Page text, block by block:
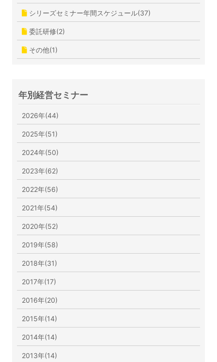
シリーズセミナー年間スケジュール(37)
委託研修(2)
その他(1)
年別経営セミナー
2026年(44)
2025年(51)
2024年(50)
2023年(62)
2022年(56)
2021年(54)
2020年(52)
2019年(58)
2018年(31)
2017年(17)
2016年(20)
2015年(14)
2014年(14)
2013年(14)